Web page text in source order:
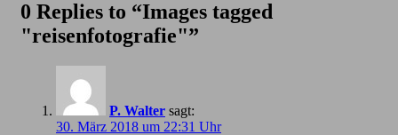
0 Replies to “Images tagged
"reisenfotografie"”
P. Walter sagt:
30. März 2018 um 22:31 Uhr